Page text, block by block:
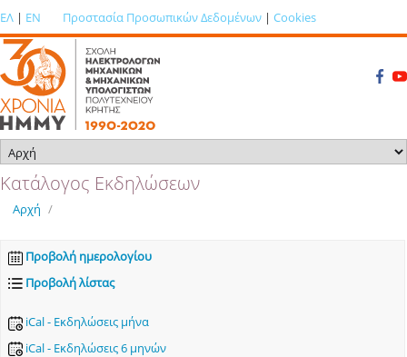
ΕΛ | EN Προστασία Προσωπικών Δεδομένων | Cookies
Κατάλογος Εκδηλώσεων
Αρχή /
Προβολή ημερολογίου
Προβολή λίστας
iCal - Εκδηλώσεις μήνα
iCal - Εκδηλώσεις 6 μηνών